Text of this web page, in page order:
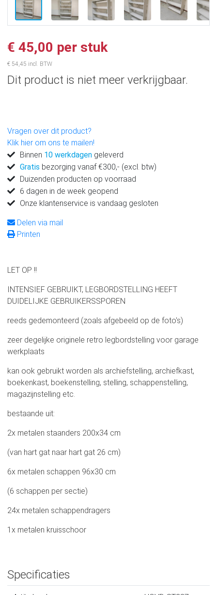
€ 45,00 per stuk
€ 54,45 incl. BTW
Dit product is niet meer verkrijgbaar.
Vragen over dit product?
Klik hier om ons te mailen!
Binnen 10 werkdagen geleverd
Gratis bezorging vanaf €300,- (excl. btw)
Duizenden producten op voorraad
6 dagen in de week geopend
Onze klantenservice is vandaag gesloten
Delen via mail
Printen
LET OP !!
INTENSIEF GEBRUIKT, LEGBORDSTELLING HEEFT
DUIDELIJKE GEBRUIKERSSPOREN
reeds gedemonteerd (zoals afgebeeld op de foto's)
zeer degelijke originele retro legbordstelling voor garage
werkplaats
kan ook gebruikt worden als archiefstelling, archiefkast,
boekenkast, boekenstelling, stelling, schappenstelling,
magazijnstelling etc.
bestaande uit:
2x metalen staanders 200x34 cm
(van hart gat naar hart gat 26 cm)
6x metalen schappen 96x30 cm
(6 schappen per sectie)
24x metalen schappendragers
1x metalen kruisschoor
Specificaties